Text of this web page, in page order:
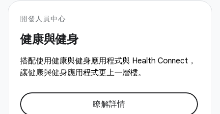
開發人員中心
健康與健身
搭配使用健康與健身應用程式與 Health Connect，
讓健康與健身應用程式更上一層樓。
瞭解詳情